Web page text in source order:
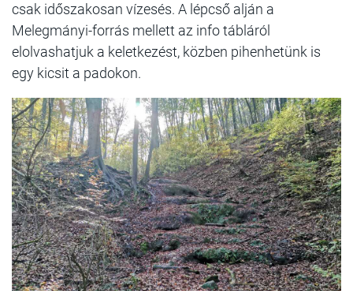
csak időszakosan vízesés. A lépcső alján a
Melegmányi-forrás mellett az info tábláról
elolvashatjuk a keletkezést, közben pihenhetünk is
egy kicsit a padokon.